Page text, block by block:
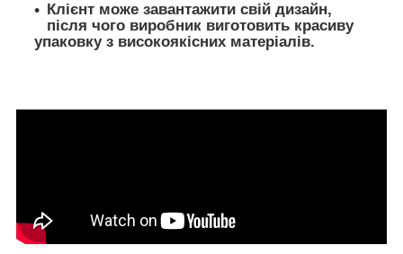
Клієнт може завантажити свій дизайн,
після чого виробник виготовить красиву
упаковку з високоякісних матеріалів.